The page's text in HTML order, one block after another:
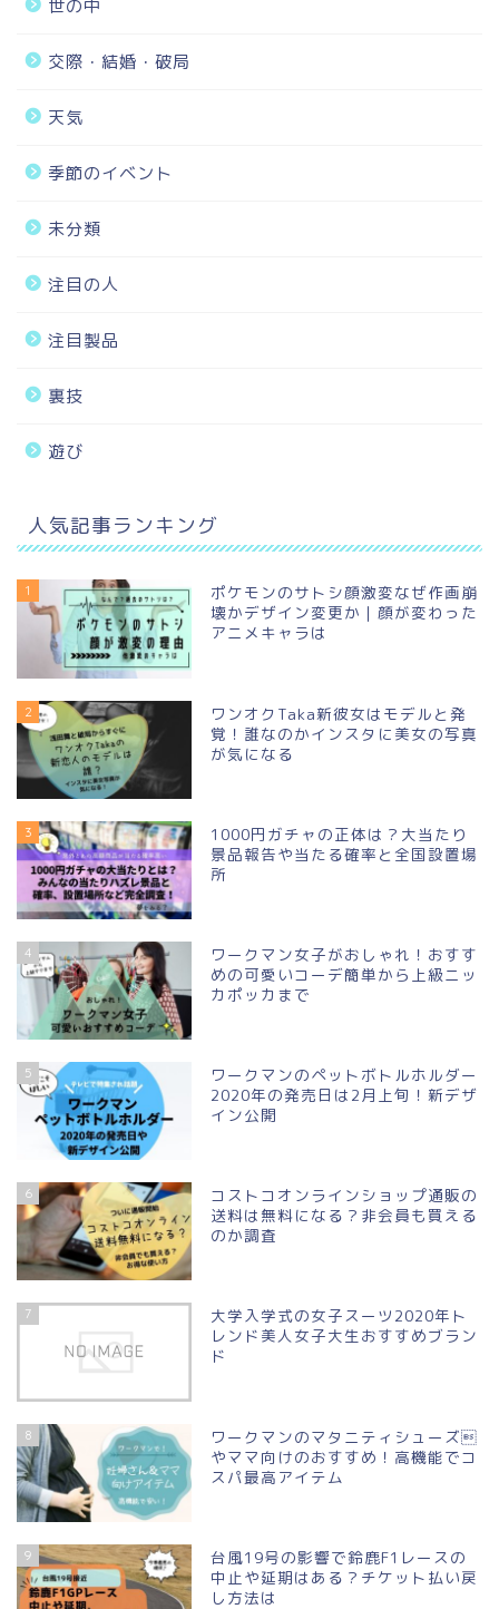
世の中
交際・結婚・破局
天気
季節のイベント
未分類
注目の人
注目製品
裏技
遊び
人気記事ランキング
1
ポケモンのサトシ顔激変なぜ作画崩
壊かデザイン変更か｜顔が変わった
アニメキャラは
2
ワンオクTaka新彼女はモデルと発
覚！誰なのかインスタに美女の写真
が気になる
3
1000円ガチャの正体は？大当たり
景品報告や当たる確率と全国設置場
所
4
ワークマン女子がおしゃれ！おすす
めの可愛いコーデ簡単から上級ニッ
カポッカまで
5
ワークマンのペットボトルホルダー
2020年の発売日は2月上旬！新デザ
イン公開
6
コストコオンラインショップ通販の
送料は無料になる？非会員も買える
のか調査
7
大学入学式の女子スーツ2020年ト
レンド美人女子大生おすすめブラン
ド
8
ワークマンのマタニティシューズ
やママ向けのおすすめ！高機能でコ
スパ最高アイテム
9
台風19号の影響で鈴鹿F1レースの
中止や延期はある？チケット払い戻
し方法は